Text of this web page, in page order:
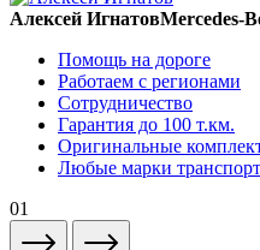
Алексей ИгнатовMercedes-
Помощь на дороге
Работаем с регионами
Сотрудничество
Гарантия до 100 т.км.
Оригинальные
Любые марки
01